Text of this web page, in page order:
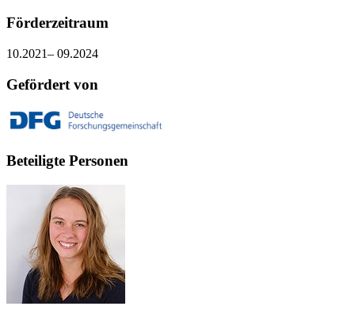
Förderzeitraum
10.2021– 09.2024
Gefördert von
Beteiligte Personen